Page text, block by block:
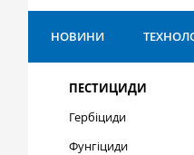
НОВИНИ
ПЕСТИЦИДИ
Гербіциди
Фунгіциди